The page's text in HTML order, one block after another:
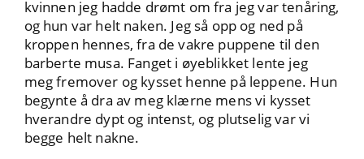
kvinnen jeg hadde drømt om fra jeg var tenåring,
og hun var helt naken. Jeg så opp og ned på
kroppen hennes, fra de vakre puppene til den
barberte musa. Fanget i øyeblikket lente jeg
meg fremover og kysset henne på leppene. Hun
begynte å dra av meg klærne mens vi kysset
hverandre dypt og intenst, og plutselig var vi
begge helt nakne.